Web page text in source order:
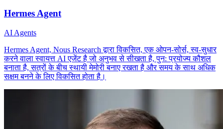
Hermes Agent
AI Agents
Hermes Agent, Nous Research द्वारा विकसित, एक ओपन-सोर्स, स्व-सुधार
करने वाला स्वायत्त AI एजेंट है जो अनुभव से सीखता है, पुन: प्रयोज्य कौशल
बनाता है, सत्रों के बीच स्थायी मेमोरी बनाए रखता है और समय के साथ अधिक
सक्षम बनने के लिए विकसित होता है।